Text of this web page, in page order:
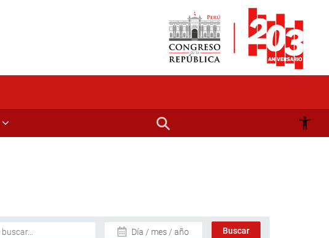
Día / mes / año